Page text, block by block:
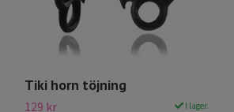
Tiki horn töjning
129 kr I lager.